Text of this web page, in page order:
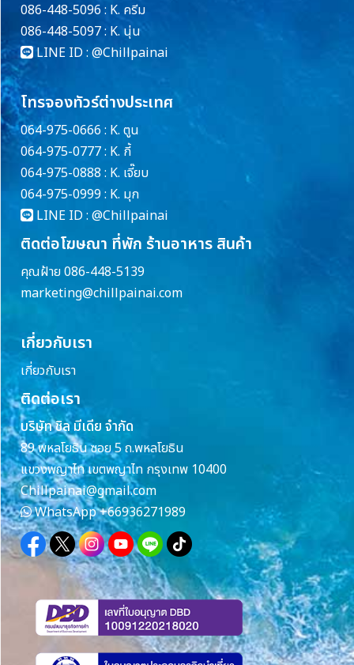
086-448-5096 : K. ครีม
086-448-5097 : K. นุ่น
LINE ID : @Chillpainai
โทรจองทัวร์ต่างประเทศ
064-975-0666 : K. ตูน
064-975-0777 : K. กี้
064-975-0888 : K. เจี๊ยบ
064-975-0999 : K. มุก
LINE ID : @Chillpainai
ติดต่อโฆษณา ที่พัก ร้านอาหาร สินค้า
คุณฝ้าย 086-448-5139
marketing@chillpainai.com
เกี่ยวกับเรา
เกี่ยวกับเรา
ติดต่อเรา
บริษัท ชิล มีเดีย จำกัด
89 พหลโยธิน ซอย 5 ถ.พหลโยธิน
แขวงพญาไท เขตพญาไท กรุงเทพ 10400
Chillpainai@gmail.com
WhatsApp+66936271989